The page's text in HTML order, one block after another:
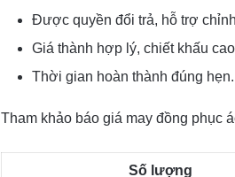
Được quyền đổi trả, hỗ trợ
Giá thành hợp lý, chiết khấu
Thời gian hoàn thành đúng hẹn.
Tham khảo báo giá may đồng phục
Số lượng